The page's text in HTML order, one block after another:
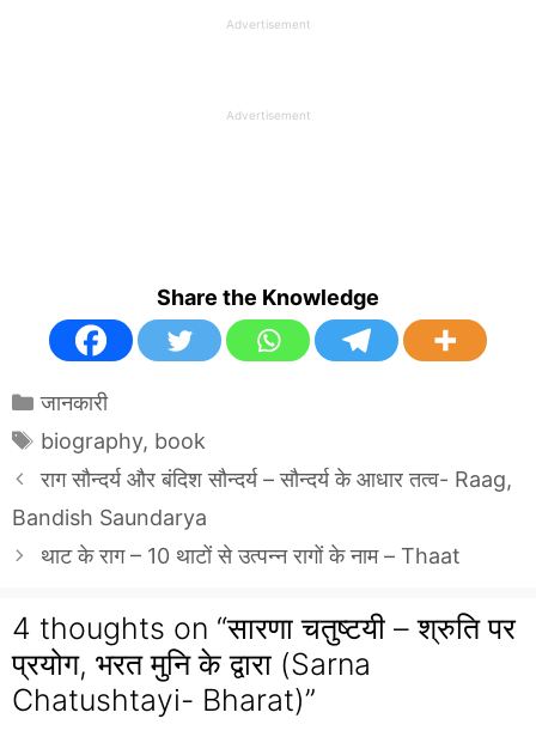
Advertisement
Advertisement
Share the Knowledge
Categories
जानकारी
Tags
biography, book
राग सौन्दर्य और बंदिश सौन्दर्य – सौन्दर्य के आधार तत्व- Raag,
Bandish Saundarya
थाट के राग – 10 थाटों से उत्पन्न रागों के नाम – Thaat
4 thoughts on “सारणा चतुष्टयी – श्रुति पर
प्रयोग, भरत मुनि के द्वारा (Sarna
Chatushtayi- Bharat)”